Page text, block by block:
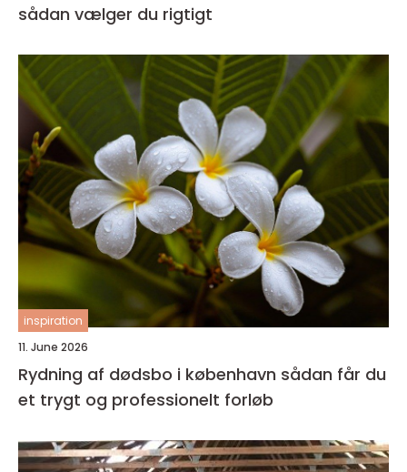
sådan vælger du rigtigt
inspiration
11. June 2026
Rydning af dødsbo i københavn sådan får du
et trygt og professionelt forløb